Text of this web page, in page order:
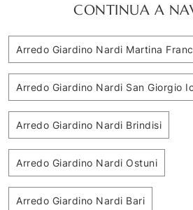
CONTINUA A
Arredo Giardino Nardi Martina
Arredo Giardino Nardi San Giorgio
Arredo Giardino Nardi Brindisi
Arredo Giardino Nardi Ostuni
Arredo Giardino Nardi Bari